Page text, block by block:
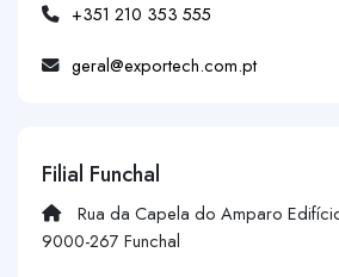
+351 210 353 555
geral@exportech.com.pt
Filial Funchal
Rua da Capela do Amparo
9000-267 Funchal